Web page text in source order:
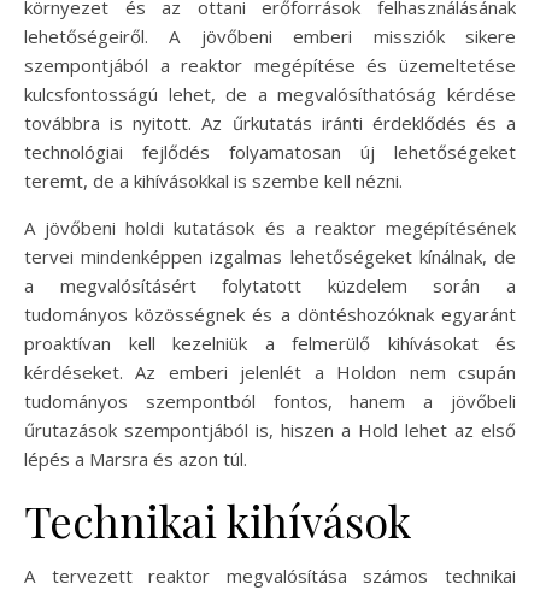
környezet és az ottani erőforrások felhasználásának
lehetőségeiről. A jövőbeni emberi missziók sikere
szempontjából a reaktor megépítése és üzemeltetése
kulcsfontosságú lehet, de a megvalósíthatóság kérdése
továbbra is nyitott. Az űrkutatás iránti érdeklődés és a
technológiai fejlődés folyamatosan új lehetőségeket
teremt, de a kihívásokkal is szembe kell nézni.
A jövőbeni holdi kutatások és a reaktor megépítésének
tervei mindenképpen izgalmas lehetőségeket kínálnak, de
a megvalósításért folytatott küzdelem során a
tudományos közösségnek és a döntéshozóknak egyaránt
proaktívan kell kezelniük a felmerülő kihívásokat és
kérdéseket. Az emberi jelenlét a Holdon nem csupán
tudományos szempontból fontos, hanem a jövőbeli
űrutazások szempontjából is, hiszen a Hold lehet az első
lépés a Marsra és azon túl.
Technikai kihívások
A tervezett reaktor megvalósítása számos technikai